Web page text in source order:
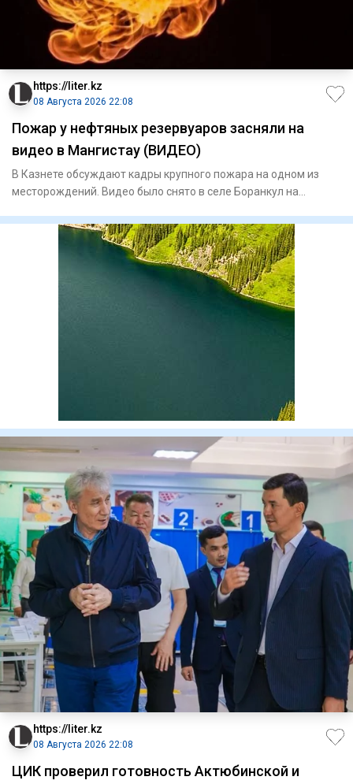
https://liter.kz
08 Августа 2026 22:08
Пожар у нефтяных резервуаров засняли на
видео в Мангистау (ВИДЕО)
В Казнете обсуждают кадры крупного пожара на одном из
месторождений. Видео было снято в селе Боранкул на
https://liter.kz
08 Августа 2026 22:08
ЦИК проверил готовность Актюбинской и